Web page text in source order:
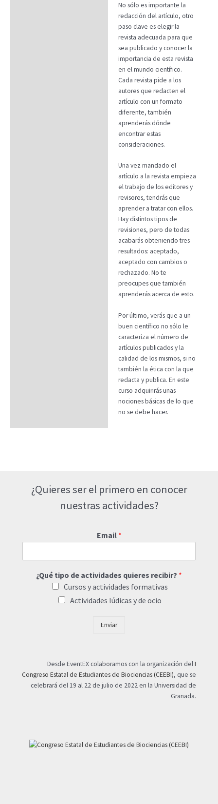
No sólo es importante la
redacción del artículo, otro
paso clave es elegir la
revista adecuada para que
sea publicado y conocer la
importancia de esta revista
en el mundo científico.
Cada revista pide a los
autores que redacten el
artículo con un formato
diferente, también
aprenderás dónde
encontrar estas
consideraciones.
Una vez mandado el
artículo a la revista empieza
el trabajo de los editores y
revisores, tendrás que
aprender a tratar con ellos.
Hay distintos tipos de
revisiones, pero de todas
acabarás obteniendo tres
resultados: aceptado,
aceptado con cambios o
rechazado. No te
preocupes que también
aprenderás acerca de esto.
Por último, verás que a un
buen científico no sólo le
caracteriza el número de
artículos publicados y la
calidad de los mismos, si no
también la ética con la que
redacta y publica. En este
curso adquirirás unas
nociones básicas de lo que
no se debe hacer.
¿Quieres ser el primero en conocer
nuestras actividades?
Email *
¿Qué tipo de actividades quieres recibir? *
Cursos y actividades formativas
Actividades lúdicas y de ocio
Enviar
Desde EventEX colaboramos con la organización delI
Congreso Estatal de Estudiantes de Biociencias (CEEBI), que se
celebrará del 19 al 22 de julio de 2022 en la Universidad de
Granada.